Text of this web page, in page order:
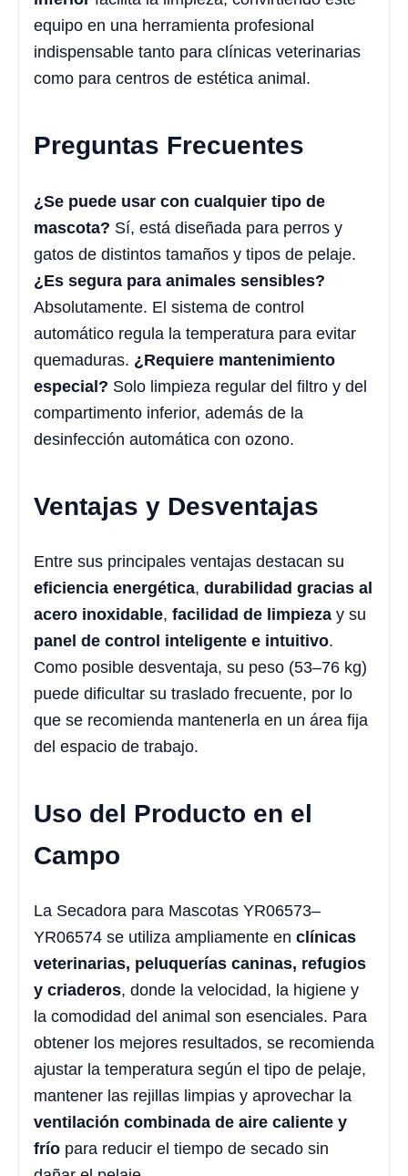
equipo en una herramienta profesional
indispensable tanto para clínicas veterinarias
como para centros de estética animal.
Preguntas Frecuentes
¿Se puede usar con cualquier tipo de
mascota? Sí, está diseñada para perros y
gatos de distintos tamaños y tipos de pelaje.
¿Es segura para animales sensibles?
Absolutamente. El sistema de control
automático regula la temperatura para evitar
quemaduras. ¿Requiere mantenimiento
especial? Solo limpieza regular del filtro y del
compartimento inferior, además de la
desinfección automática con ozono.
Ventajas y Desventajas
Entre sus principales ventajas destacan su
eficiencia energética, durabilidad gracias al
acero inoxidable, facilidad de limpieza y su
panel de control inteligente e intuitivo.
Como posible desventaja, su peso (53–76 kg)
puede dificultar su traslado frecuente, por lo
que se recomienda mantenerla en un área fija
del espacio de trabajo.
Uso del Producto en el
Campo
La Secadora para Mascotas YR06573–
YR06574 se utiliza ampliamente en clínicas
veterinarias, peluquerías caninas, refugios
y criaderos, donde la velocidad, la higiene y
la comodidad del animal son esenciales. Para
obtener los mejores resultados, se recomienda
ajustar la temperatura según el tipo de pelaje,
mantener las rejillas limpias y aprovechar la
ventilación combinada de aire caliente y
frío para reducir el tiempo de secado sin